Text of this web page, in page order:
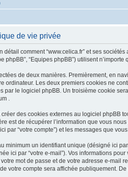
de vie privée
comment “www.celica.fr” et ses sociétés
phpBB”, “Equipes phpBB”) utilisent
de deux manières. Premièrement, en
ordinateur. Les deux premiers cookies ne
par le logiciel phpBB. Un troisième cookie
.
des cookies externes au logiciel phpBB
est de récupérer l’information que vous
par “votre compte”) et les messages que
minimum un identifiant unique (désigné ici
ici par “votre e-mail”). Vos informations
mot de passe et de votre adresse e-mail
votre compte sera affichée publiquement.